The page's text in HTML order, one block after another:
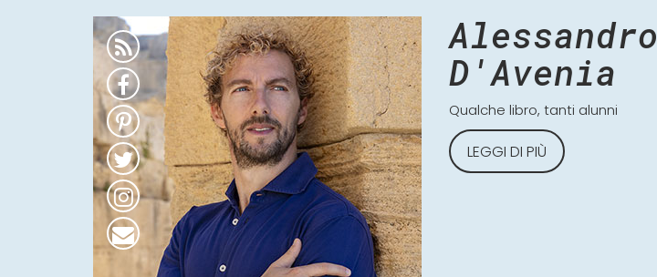
Alessandro
D'Avenia
Qualche libro, tanti alunni
LEGGI DI PIÙ